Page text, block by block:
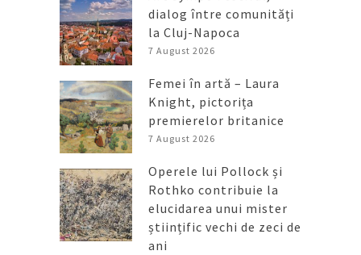
dialog între comunități
la Cluj-Napoca
7 August 2026
Femei în artă – Laura
Knight, pictorița
premierelor britanice
7 August 2026
Operele lui Pollock și
Rothko contribuie la
elucidarea unui mister
științific vechi de zeci de
ani